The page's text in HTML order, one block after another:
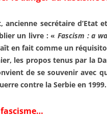
ancienne secrétaire d’Etat
un livre : « Fascism : a
en fait comme un
les propos tenus par la
de se souvenir avec
contre la Serbie en 1999.